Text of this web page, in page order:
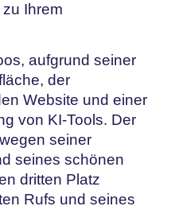
Ihrem
aufgrund seiner
der
Website und einer
von KI-Tools. Der
seiner
seines schönen
dritten Platz
Rufs und seines